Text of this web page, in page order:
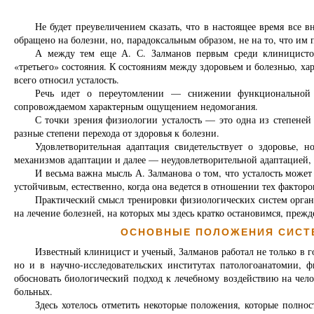
Не будет преувеличением сказать, что в настоящее время
обращено на болезни, но, парадоксальным образом, не на то, что им
А между тем еще А. С. Залманов первым среди
«третьего» состояния. К состояниям между здоровьем и болезнью,
всего относил усталость.
Речь идет о переутомлении — снижении
сопровождаемом характерным ощущением недомогания.
С точки зрения физиологии усталость — это одна из
разные степени перехода от здоровья к болезни.
Удовлетворительная адаптация свидетельствует о
механизмов адаптации и далее — неудовлетворительной
И весьма важна мысль А. Залманова о том, что усталость
устойчивым, естественно, когда она ведется в отношении тех
Практический смысл тренировки физиологических систем
на лечение болезней, на которых мы здесь кратко остановимся,
ОСНОВНЫЕ ПОЛОЖЕНИЯ
Известный клиницист и ученый, Залманов работал не только в
но и в научно-исследовательских институтах
обосновать биологический подход к лечебному воздействию на
больных.
Здесь хотелось отметить некоторые положения, которые